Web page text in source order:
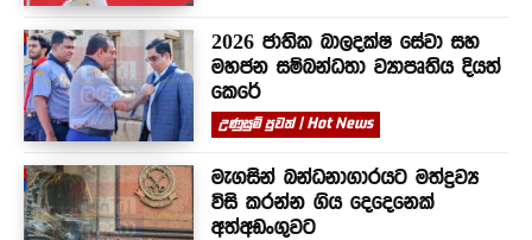
2026 ජාතික බාලදක්ෂ සේවා සහ
මහජන සම්බන්ධතා ව්‍යාපෘතිය දියත්
කෙරේ
උණුසුම් පුවත් | Hot News
මැගසින් බන්ධනාගාරයට මත්ද්‍රව්‍ය
විසි කරන්න ගිය දෙදෙනෙක්
අත්අඩංගුවට